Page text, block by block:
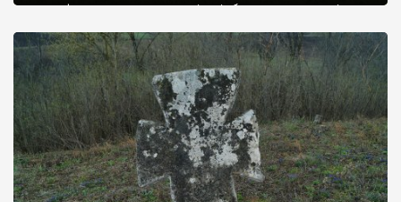
рельєфне пано, яке показує жінку і яблуню, а трохи далі, десь
не видно, але видно дві стареньких колії у траві – […]